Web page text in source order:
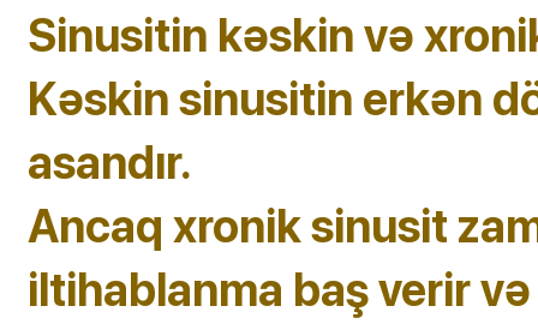
Sinusitin kəskin və
Kəskin sinusitin erkən
asandır.
Ancaq xronik sinusit
iltihablanma baş verir